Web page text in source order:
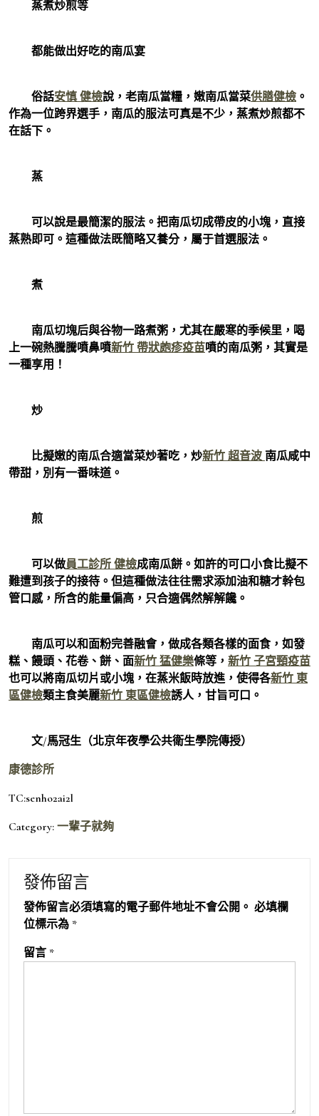
蒸煮炒煎等
都能做出好吃的南瓜宴
俗話安慎 健檢說，老南瓜當糧，嫩南瓜當菜供膳健檢 。
作為一位跨界選手，南瓜的服法可真是不少，蒸煮炒煎都不
在話下。
蒸
可以說是最簡潔的服法。把南瓜切成帶皮的小塊，直接
蒸熟即可。這種做法既簡略又養分，屬于首選服法。
煮
南瓜切塊后與谷物一路煮粥，尤其在嚴寒的季候里，喝
上一碗熱騰騰噴鼻噴新竹 帶狀皰疹疫苗噴的南瓜粥，其實是
一種享用！
炒
比擬嫩的南瓜合適當菜炒著吃，炒新竹 超音波 南瓜咸中
帶甜，別有一番味道。
煎
可以做員工診所 健檢成南瓜餅。如許的可口小食比擬不
難遭到孩子的接待。但這種做法往往需求添加油和糖才幹包
管口感，所含的能量偏高，只合適偶然解解饞。
南瓜可以和面粉完善融會，做成各類各樣的面食，如發
糕、饅頭、花卷、餅、面新竹 猛健樂條等， 新竹 子宮頸疫苗
也可以將南瓜切片或小塊，在蒸米飯時放進，使得各新竹 東
區健檢類主食美麗新竹 東區健檢誘人，甘旨可口。
文/馬冠生（北京年夜學公共衛生學院傳授）
康德診所
TC:senho2ai2l
Category: 一輩子就夠
發佈留言
發佈留言必須填寫的電子郵件地址不會公開。 必填欄
位標示為 *
留言 *